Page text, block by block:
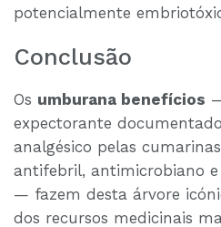
potencialmente
Conclusão
Os umburana benefícios
expectorante
analgésico pelas
antifebril, antimicrobiano
— fazem desta árvore
dos recursos medicinais